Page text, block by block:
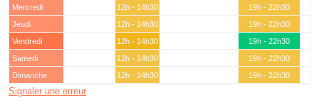
Mercredi
12h - 14h30
19h - 22h30
Jeudi
12h - 14h30
19h - 22h30
Vendredi
12h - 14h30
19h - 22h30
Samedi
12h - 14h30
19h - 22h30
Dimanche
12h - 14h30 19h - 22h30
Signaler une erreur